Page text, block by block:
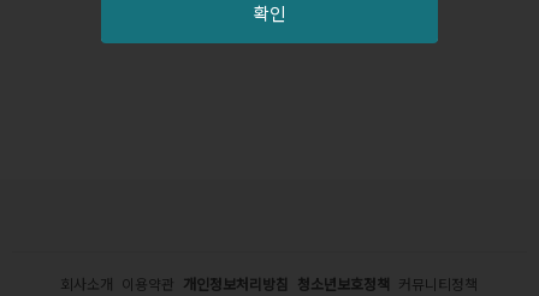
회사소개 이용약관 개인정보처리방침 청소년보호정책 커뮤니티정책
확인